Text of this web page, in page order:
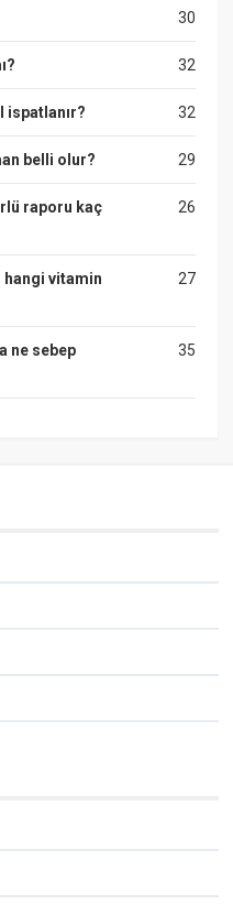
30
32
32
ispatlanır?
29
belli olur?
26
raporu kaç
27
hangi vitamin
35
ne sebep